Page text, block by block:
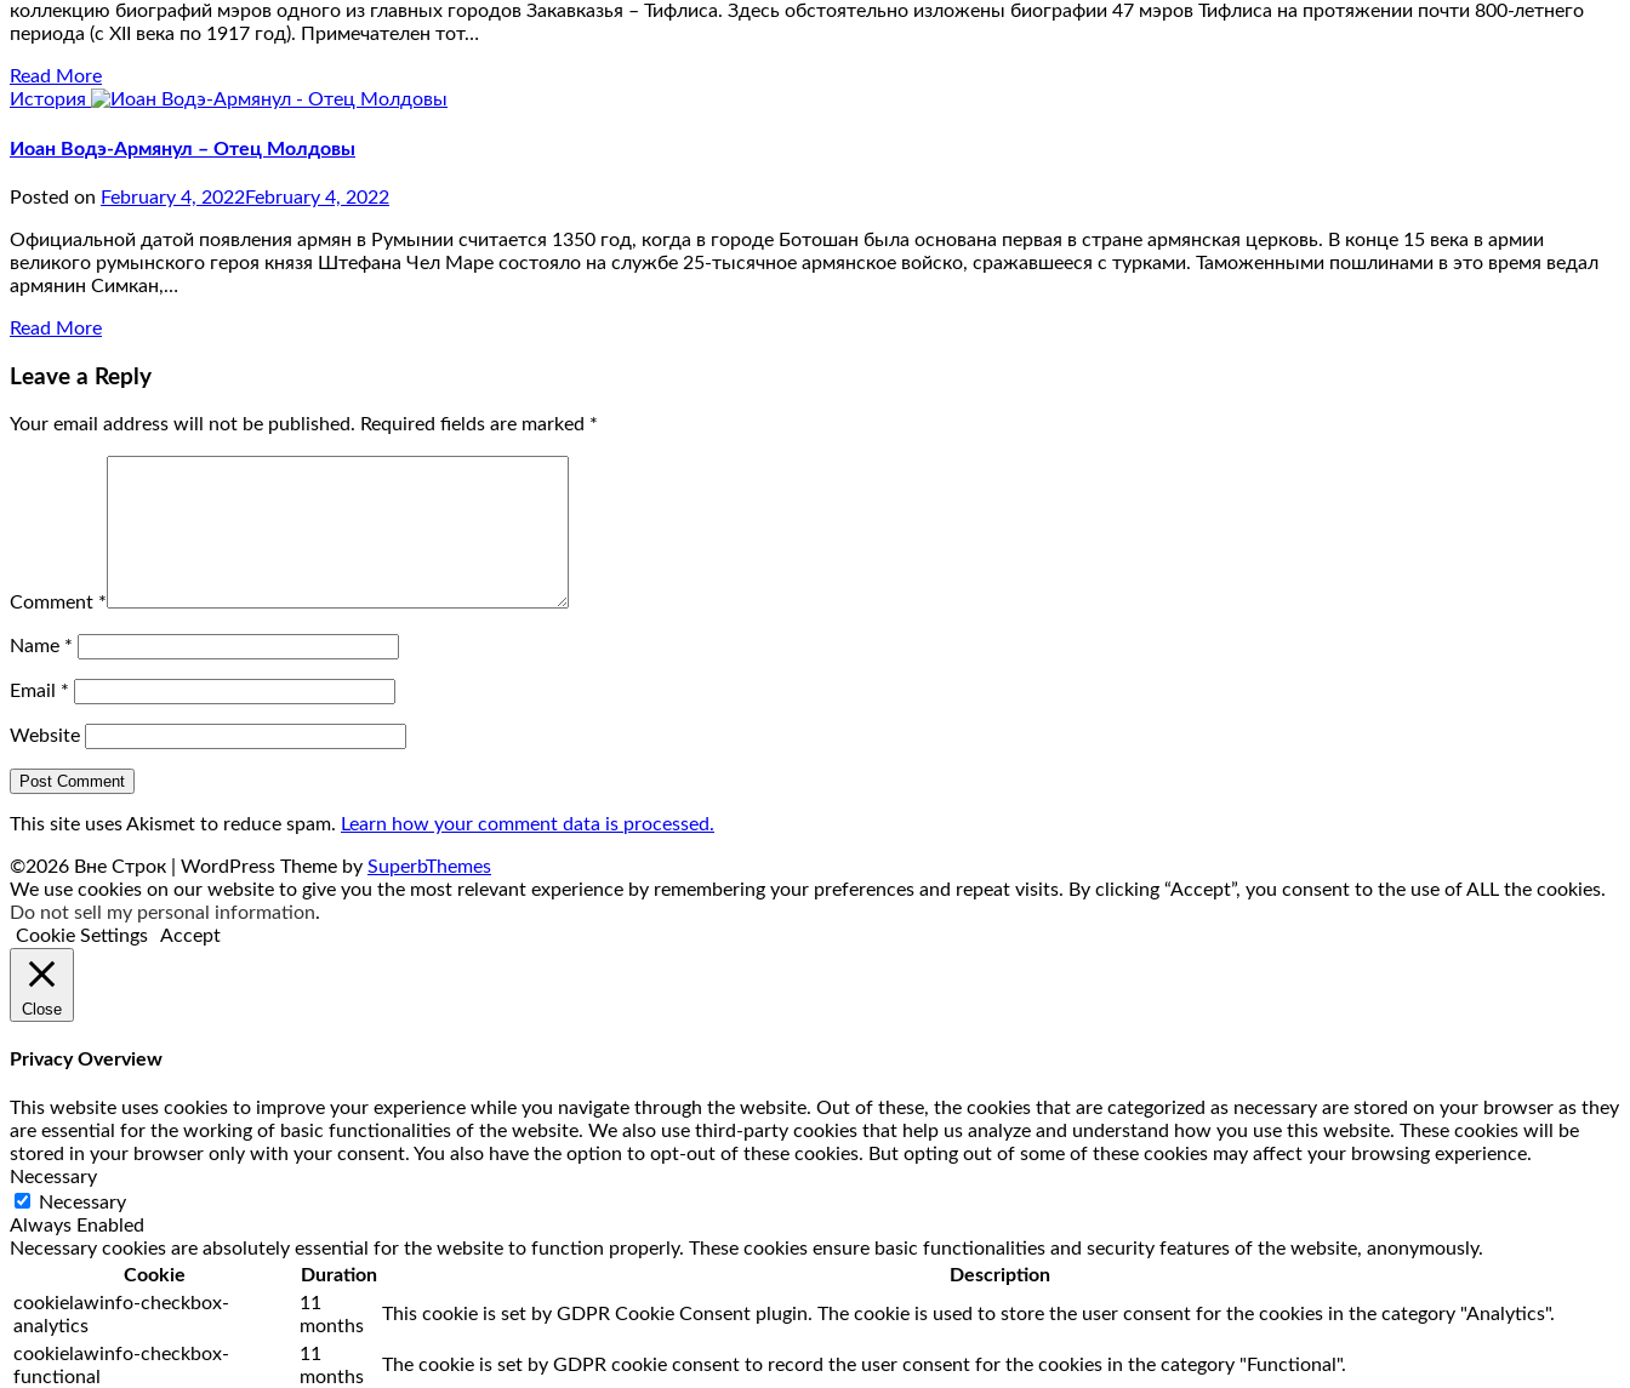
коллекцию биографий мэров одного из главных городов Закавказья – Тифлиса. Здесь обстоятельно изложены биографии 47 мэров Тифлиса на протяжении почти 800-летнего
периода (с XII века по 1917 год). Примечателен тот…
Read More
История
Иоан Водэ-Армянул – Отец Молдовы
Posted on February 4, 2022February 4, 2022
Официальной датой появления армян в Румынии считается 1350 год, когда в городе Ботошан была основана первая в стране армянская церковь. В конце 15 века в армии
великого румынского героя князя Штефана Чел Маре состояло на службе 25-тысячное армянское войско, сражавшееся с турками. Таможенными пошлинами в это время ведал
армянин Симкан,…
Read More
Leave a Reply
Your email address will not be published. Required fields are marked *
Comment *
Name *
Email *
Website
This site uses Akismet to reduce spam. Learn how your comment data is processed.
©2026 Вне Строк | WordPress Theme by SuperbThemes
We use cookies on our website to give you the most relevant experience by remembering your preferences and repeat visits. By clicking “Accept”, you consent to the use of ALL the cookies.
Do not sell my personal information.
Cookie Settings
Accept
Close
Privacy Overview
This website uses cookies to improve your experience while you navigate through the website. Out of these, the cookies that are categorized as necessary are stored on your browser as they
are essential for the working of basic functionalities of the website. We also use third-party cookies that help us analyze and understand how you use this website. These cookies will be
stored in your browser only with your consent. You also have the option to opt-out of these cookies. But opting out of some of these cookies may affect your browsing experience.
Necessary
Necessary
Always Enabled
Necessary cookies are absolutely essential for the website to function properly. These cookies ensure basic functionalities and security features of the website, anonymously.
Cookie
Duration
Description
cookielawinfo-checkbox-
analytics
11
months
This cookie is set by GDPR Cookie Consent plugin. The cookie is used to store the user consent for the cookies in the category "Analytics".
cookielawinfo-checkbox-
functional
11
months
The cookie is set by GDPR cookie consent to record the user consent for the cookies in the category "Functional".